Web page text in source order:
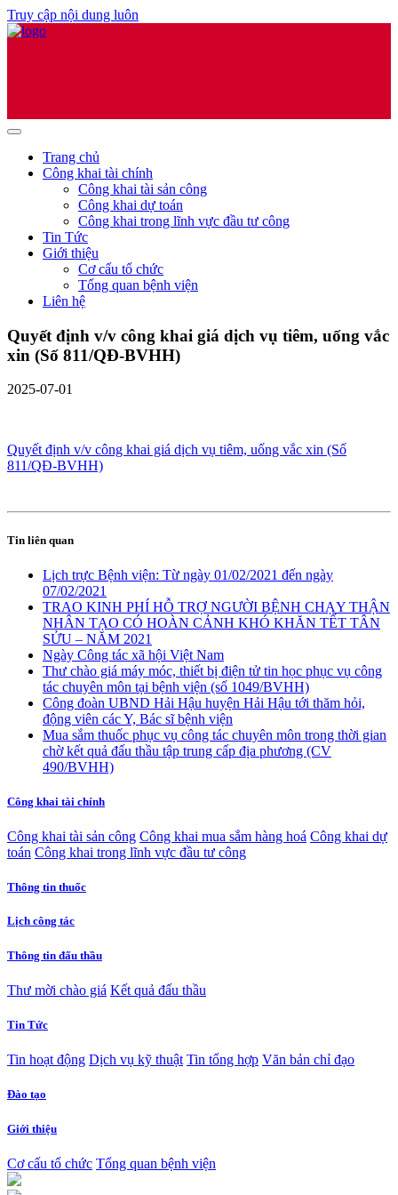
Truy cập nội dung luôn
Trang chủ
Công khai tài chính
Công khai tài sản công
Công khai dự toán
Công khai trong lĩnh vực đầu tư công
Tin Tức
Giới thiệu
Cơ cấu tổ chức
Tổng quan bệnh viện
Liên hệ
Quyết định v/v công khai giá dịch vụ tiêm, uống vắc
xin (Số 811/QĐ-BVHH)
2025-07-01
Quyết định v/v công khai giá dịch vụ tiêm, uống vắc xin (Số
811/QĐ-BVHH)
Tin liên quan
Lịch trực Bệnh viện: Từ ngày 01/02/2021 đến ngày
07/02/2021
TRAO KINH PHÍ HỖ TRỢ NGƯỜI BỆNH CHẠY THẬN
NHÂN TẠO CÓ HOÀN CẢNH KHÓ KHĂN TẾT TÂN
SỬU – NĂM 2021
Ngày Công tác xã hội Việt Nam
Thư chào giá máy móc, thiết bị điện tử tin học phục vụ công
tác chuyên môn tại bệnh viện (số 1049/BVHH)
Công đoàn UBND Hải Hậu huyện Hải Hậu tới thăm hỏi,
động viên các Y, Bác sĩ bệnh viện
Mua sắm thuốc phục vụ công tác chuyên môn trong thời gian
chờ kết quả đấu thầu tập trung cấp địa phương (CV
490/BVHH)
Công khai tài chính
Công khai tài sản công Công khai mua sắm hàng hoá Công khai dự
toán Công khai trong lĩnh vực đầu tư công
Thông tin thuốc
Lịch công tác
Thông tin đấu thầu
Thư mời chào giá Kết quả đấu thầu
Tin Tức
Tin hoạt động Dịch vụ kỹ thuật Tin tổng hợp Văn bản chỉ đạo
Đào tạo
Giới thiệu
Cơ cấu tổ chức Tổng quan bệnh viện